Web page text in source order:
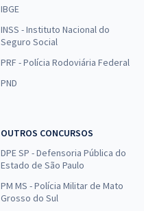
IBGE
INSS - Instituto Nacional do
Seguro Social
PRF - Polícia Rodoviária Federal
PND
OUTROS CONCURSOS
DPE SP - Defensoria Pública do
Estado de São Paulo
PM MS - Polícia Militar de Mato
Grosso do Sul